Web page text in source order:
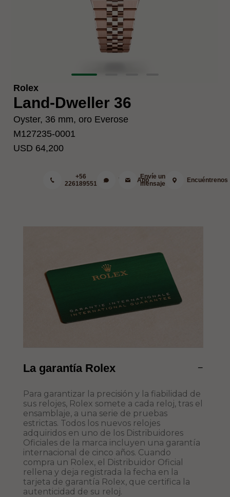
Rolex
Land-Dweller 36
Oyster, 36 mm, oro Everose
M127235-0001
USD 64,200
+56
226189551
WhatsAppEnvíe un
mensaje
Encuéntrenos
La garantía Rolex −
Para garantizar la precisión y la fiabilidad de
sus relojes, Rolex somete a cada reloj, tras el
ensamblaje, a una serie de pruebas
estrictas. Todos los nuevos relojes
adquiridos en uno de los Distribuidores
Oficiales de la marca incluyen una garantía
internacional de cinco años. Cuando
compra un Rolex, el Distribuidor Oficial
rellena y deja registrada la fecha en la
tarjeta de garantía Rolex, que certifica la
autenticidad de su reloj.